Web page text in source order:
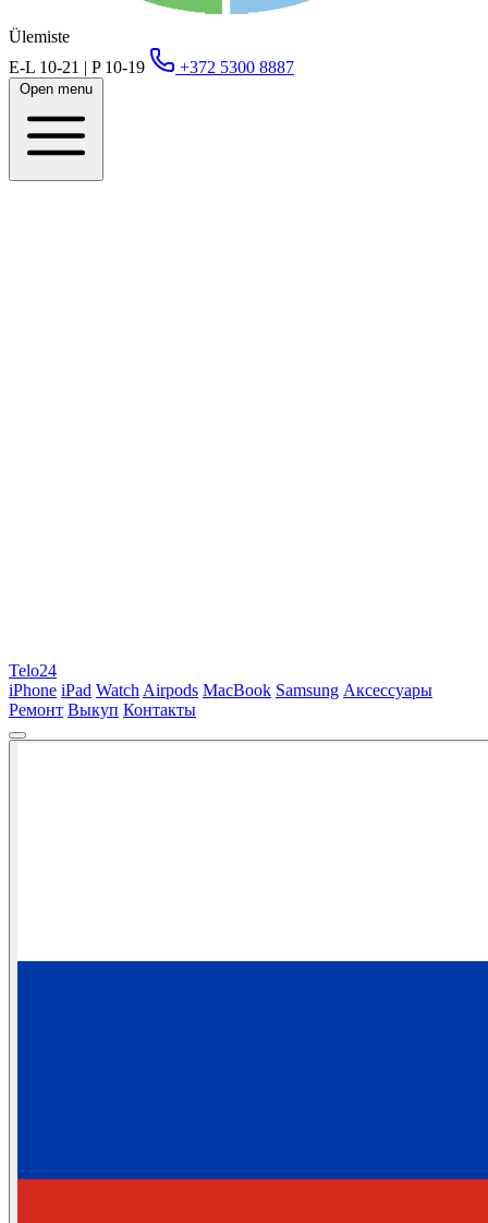
Ülemiste
E-L 10-21 | P 10-19
+372 5300 8887
Open menu
Telo24
iPhone iPad Watch Airpods MacBook Samsung Аксессуары
Ремонт Выкуп Контакты